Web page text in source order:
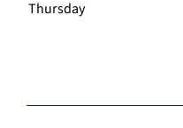
Thursday